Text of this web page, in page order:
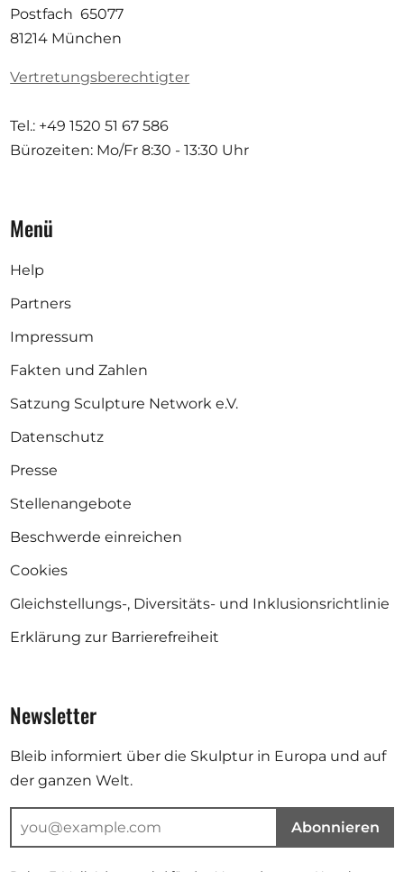
Postfach 65077
81214 München
Vertretungsberechtigter
Tel.: +49 1520 51 67 586
Bürozeiten: Mo/Fr 8:30 - 13:30 Uhr
Menü
Help
Partners
Impressum
Fakten und Zahlen
Satzung Sculpture Network e.V.
Datenschutz
Presse
Stellenangebote
Beschwerde einreichen
Cookies
Gleichstellungs-, Diversitäts- und Inklusionsrichtlinie
Erklärung zur Barrierefreiheit
Newsletter
Bleib informiert über die Skulptur in Europa und auf
der ganzen Welt.
Abonnieren